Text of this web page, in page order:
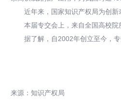
近年来，国家知识产权局为创
本届专交会上，来自全国高校
据了解，自2002年创立至今，
来源：知识产权局